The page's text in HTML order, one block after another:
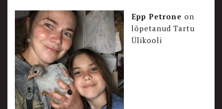
Epp Petrone on
lõpetanud Tartu
Ülikooli